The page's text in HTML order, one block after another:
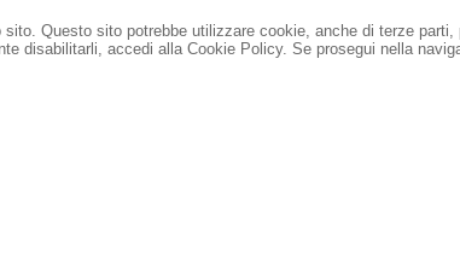
Questo sito potrebbe utilizzare cookie, anche di terze
disabilitarli, accedi alla Cookie Policy. Se prosegui nella